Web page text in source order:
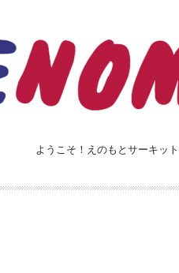
ようこそ！えのもとサーキッ